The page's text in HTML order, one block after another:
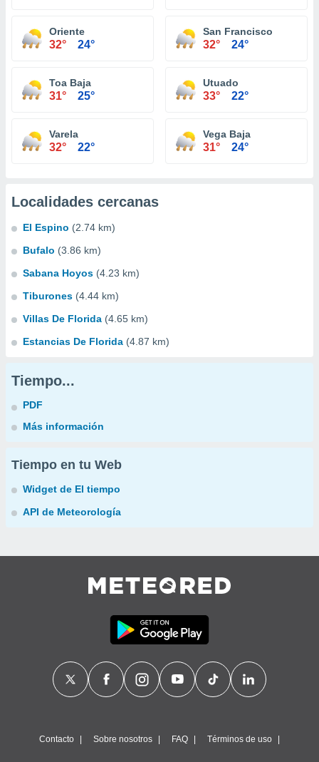
Oriente
32° 24°
San Francisco
32° 24°
Toa Baja
31° 25°
Utuado
33° 22°
Varela
32° 22°
Vega Baja
31° 24°
Localidades cercanas
El Espino (2.74 km)
Bufalo (3.86 km)
Sabana Hoyos (4.23 km)
Tiburones (4.44 km)
Villas De Florida (4.65 km)
Estancias De Florida (4.87 km)
Tiempo...
PDF
Más información
Tiempo en tu Web
Widget de El tiempo
API de Meteorología
Contacto Sobre nosotros FAQ Términos de uso